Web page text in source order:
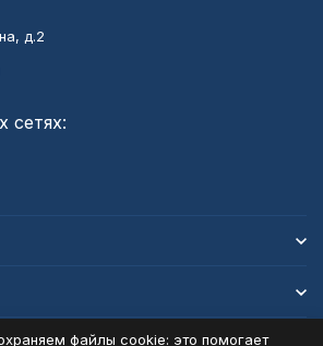
д.2
сетях:
файлы cookie: это помогает